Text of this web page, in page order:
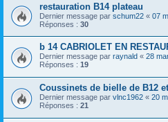
restauration B14 plateau
Dernier message par schum22 « 07
Réponses : 30
b 14 CABRIOLET EN
Dernier message par raynald « 28
Réponses : 19
Coussinets de bielle de B12
Dernier message par vlnc1962 « 20
Réponses : 21